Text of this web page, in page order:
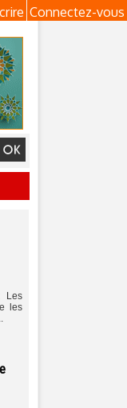
Connectez-vous
Les
les